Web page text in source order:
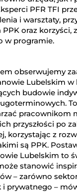
PFR TFI
i warsztaty,
PPK oraz korzyści,
w programie.
obserwujemy
Lubelskim w
budowie
pracownikom
przyszłości po
korzystając z
są PPK.
Lubelskim to
stanowić
– zarówno
i prywatnego –